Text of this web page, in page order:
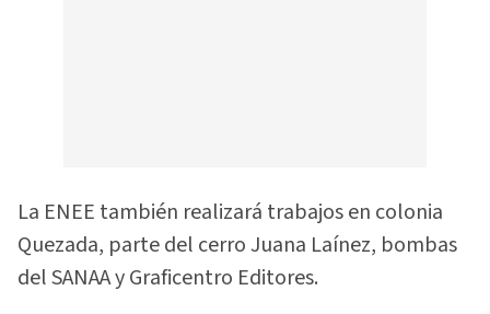
La ENEE también realizará trabajos en colonia
Quezada, parte del cerro Juana Laínez, bombas
del SANAA y Graficentro Editores.